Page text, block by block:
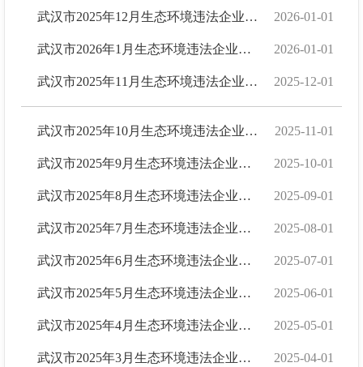
武汉市2025年12月生态环境违法企业名单 2026-01-01
武汉市2026年1月生态环境违法企业名单 2026-01-01
武汉市2025年11月生态环境违法企业名单 2025-12-01
武汉市2025年10月生态环境违法企业名单 2025-11-01
武汉市2025年9月生态环境违法企业名单 2025-10-01
武汉市2025年8月生态环境违法企业名单 2025-09-01
武汉市2025年7月生态环境违法企业名单 2025-08-01
武汉市2025年6月生态环境违法企业名单 2025-07-01
武汉市2025年5月生态环境违法企业名单 2025-06-01
武汉市2025年4月生态环境违法企业名单 2025-05-01
武汉市2025年3月生态环境违法企业名单 2025-04-01